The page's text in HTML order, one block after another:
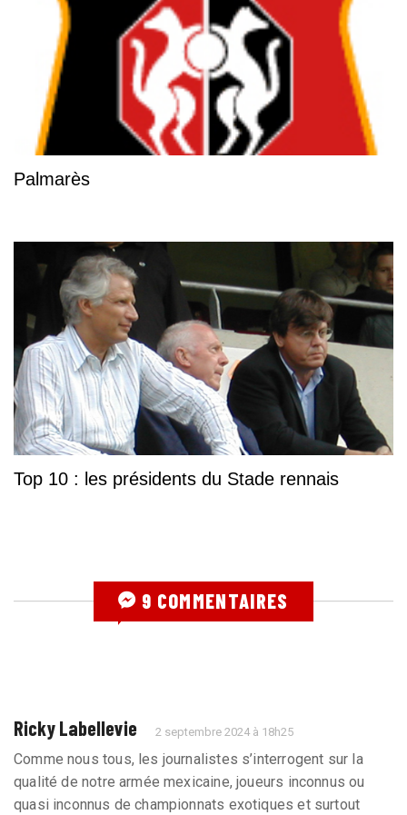
Palmarès
Top 10 : les présidents du Stade rennais
9 COMMENTAIRES
Ricky Labellevie 2 septembre 2024 à 18h25
Comme nous tous, les journalistes s’interrogent sur la
qualité de notre armée mexicaine, joueurs inconnus ou
quasi inconnus de championnats exotiques et surtout